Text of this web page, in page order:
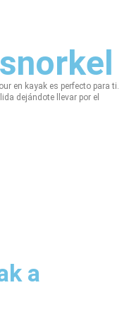
en kayak es perfecto para ti.
dejándote llevar por el
a